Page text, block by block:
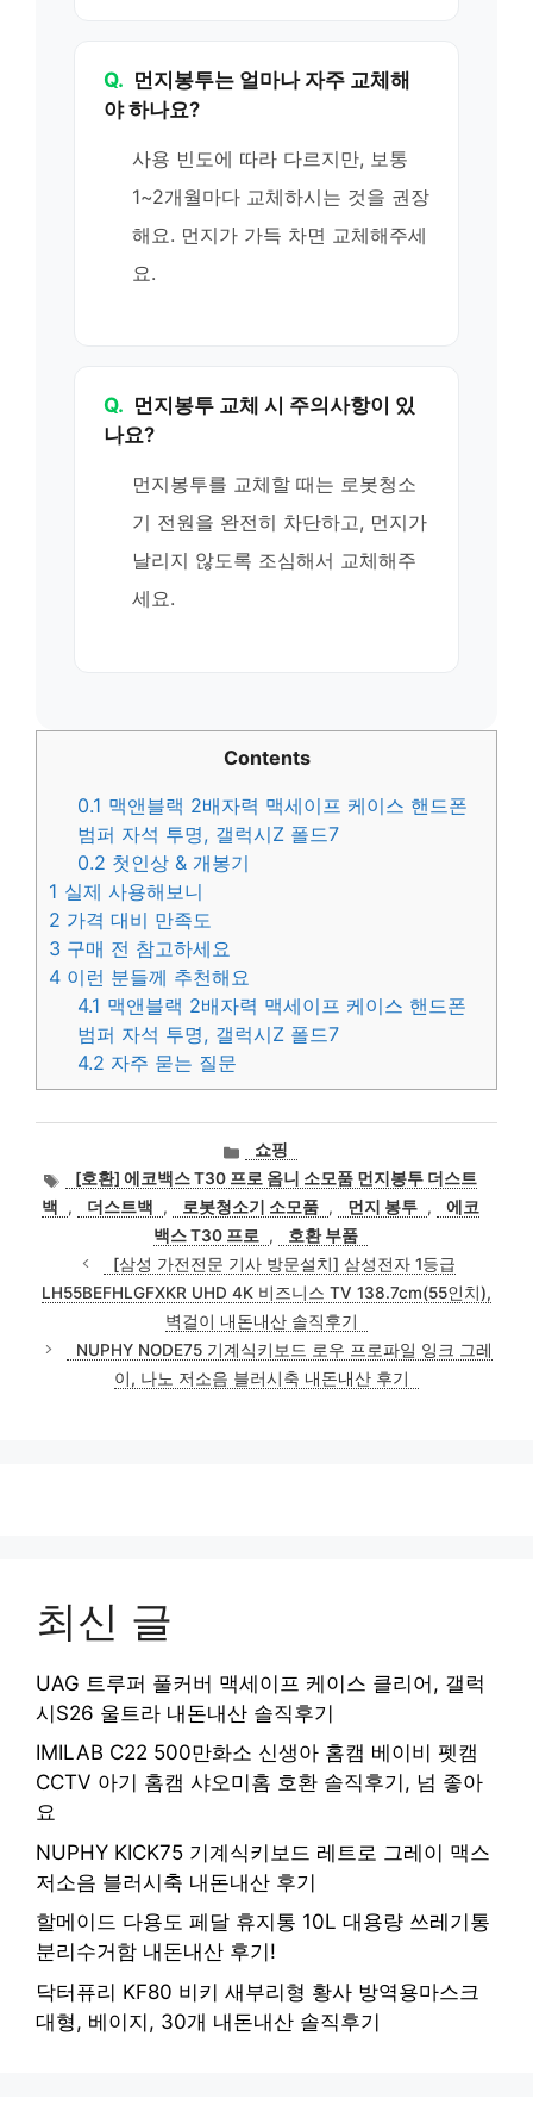
Q. 먼지봉투는 얼마나 자주 교체해
야 하나요?
사용 빈도에 따라 다르지만, 보통
1~2개월마다 교체하시는 것을 권장
해요. 먼지가 가득 차면 교체해주세
요.
Q. 먼지봉투 교체 시 주의사항이 있
나요?
먼지봉투를 교체할 때는 로봇청소
기 전원을 완전히 차단하고, 먼지가
날리지 않도록 조심해서 교체해주
세요.
Contents
0.1 맥앤블랙 2배자력 맥세이프 케이스 핸드폰
범퍼 자석 투명, 갤럭시Z 폴드7
0.2 첫인상 & 개봉기
1 실제 사용해보니
2 가격 대비 만족도
3 구매 전 참고하세요
4 이런 분들께 추천해요
4.1 맥앤블랙 2배자력 맥세이프 케이스 핸드폰
범퍼 자석 투명, 갤럭시Z 폴드7
4.2 자주 묻는 질문
카
테
고
리
쇼핑
태[호환] 에코백스 T30 프로 옴니 소모품 먼지봉투 더스트
백
, 더스트백 , 로봇청소기 소모품 , 먼지 봉투 ,
에코
백스 T30 프로
,
호환 부품
[삼성 가전전문 기사 방문설치] 삼성전자 1등급
LH55BEFHLGFXKR UHD 4K 비즈니스 TV 138.7cm(55인치),
벽걸이 내돈내산 솔직후기
NUPHY NODE75 기계식키보드 로우 프로파일 잉크 그레
이, 나노 저소음 블러시축 내돈내산 후기
최신 글
UAG 트루퍼 풀커버 맥세이프 케이스 클리어, 갤럭
시S26 울트라 내돈내산 솔직후기
IMILAB C22 500만화소 신생아 홈캠 베이비 펫캠
CCTV 아기 홈캠 샤오미홈 호환 솔직후기, 넘 좋아
요
NUPHY KICK75 기계식키보드 레트로 그레이 맥스
저소음 블러시축 내돈내산 후기
할메이드 다용도 페달 휴지통 10L 대용량 쓰레기통
분리수거함 내돈내산 후기!
닥터퓨리 KF80 비키 새부리형 황사 방역용마스크
대형, 베이지, 30개 내돈내산 솔직후기